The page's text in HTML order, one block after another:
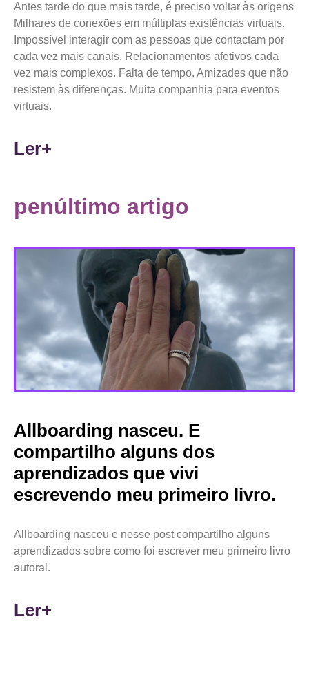
Antes tarde do que mais tarde, é preciso voltar às origens
Milhares de conexões em múltiplas existências virtuais.
Impossível interagir com as pessoas que contactam por
cada vez mais canais. Relacionamentos afetivos cada
vez mais complexos. Falta de tempo. Amizades que não
resistem às diferenças. Muita companhia para eventos
virtuais.
Ler+
penúltimo artigo
Allboarding nasceu. E
compartilho alguns dos
aprendizados que vivi
escrevendo meu primeiro livro.
Allboarding nasceu e nesse post compartilho alguns
aprendizados sobre como foi escrever meu primeiro livro
autoral.
Ler+